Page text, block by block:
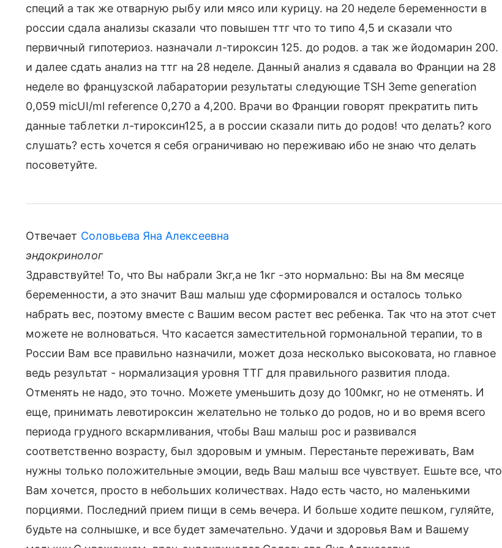
специй а так же отварную рыбу или мясо или курицу. на 20 неделе беременности в
россии сдала анализы сказали что повышен ттг что то типо 4,5 и сказали что
первичный гипотериоз. назначали л-тироксин 125. до родов. а так же йодомарин 200.
и далее сдать анализ на ттг на 28 неделе. Данный анализ я сдавала во Франции на 28
неделе во французской лабаратории результаты следующие TSH 3eme generation
0,059 micUI/ml reference 0,270 a 4,200. Врачи во Франции говорят прекратить пить
данные таблетки л-тироксин125, а в россии сказали пить до родов! что делать? кого
слушать? есть хочется я себя ограничиваю но переживаю ибо не знаю что делать
посоветуйте.
Отвечает Соловьева Яна Алексеевна
эндокринолог
Здравствуйте! То, что Вы набрали 3кг,а не 1кг -это нормально: Вы на 8м месяце
беременности, а это значит Ваш малыш уде сформировался и осталось только
набрать вес, поэтому вместе с Вашим весом растет вес ребенка. Так что на этот счет
можете не волноваться. Что касается заместительной гормональной терапии, то в
России Вам все правильно назначили, может доза несколько высоковата, но главное
ведь результат - нормализация уровня ТТГ для правильного развития плода.
Отменять не надо, это точно. Можете уменьшить дозу до 100мкг, но не отменять. И
еще, принимать левотироксин желательно не только до родов, но и во время всего
периода грудного вскармливания, чтобы Ваш малыш рос и развивался
соответственно возрасту, был здоровым и умным. Перестаньте переживать, Вам
нужны только положительные эмоции, ведь Ваш малыш все чувствует. Ешьте все, что
Вам хочется, просто в небольших количествах. Надо есть часто, но маленькими
порциями. Последний прием пищи в семь вечера. И больше ходите пешком, гуляйте,
будьте на солнышке, и все будет замечательно. Удачи и здоровья Вам и Вашему